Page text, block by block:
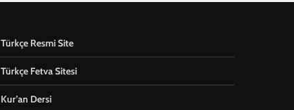
Türkçe Resmi Site
Türkçe Fetva Sitesi
Kur’an Dersi